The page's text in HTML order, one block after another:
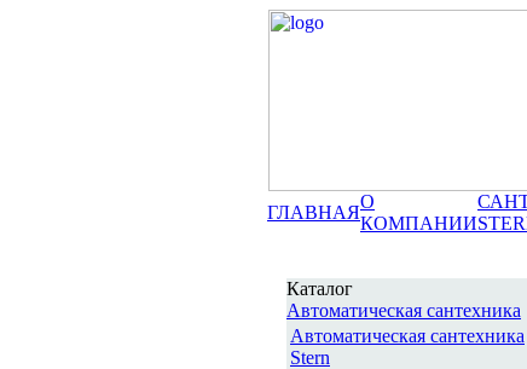
ГЛАВНАЯ
О
КОМПАНИИ
Каталог
Автоматическая сантехника
Автоматическая сантехника
Stern